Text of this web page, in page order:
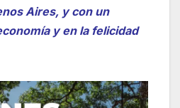
Aires, y con un
y en la felicidad